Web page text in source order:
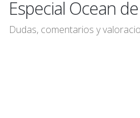
Especial Ocean
Dudas, comentarios y